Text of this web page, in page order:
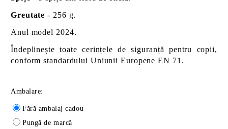
Greutate - 256 g.
Anul model 2024.
Îndeplinește toate cerințele de siguranță pentru copii,
conform standardului Uniunii Europene EN 71.
Ambalare:
Fără ambalaj cadou
Pungă de marcă